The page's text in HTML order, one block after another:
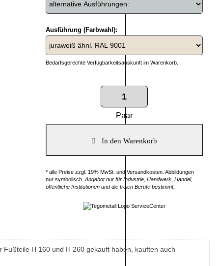
Ausführung (Farbwahl):
Bedarfsgerechte Verfügbarkeitsauskunft im Warenkorb.
Paar
* alle Preise zzgl. 19% MwSt. und Versandkosten. Abbildungen
nur symbolisch. Angebot nur für Industrie, Handwerk, Handel,
öffentliche Institutionen und die freien Berufe bestimmt.
Fußteile H 160 und H 260 gekauft haben, kauften auch